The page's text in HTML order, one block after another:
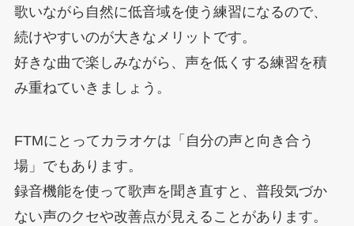
歌いながら自然に低音域を使う練習になるので、
続けやすいのが大きなメリットです。
好きな曲で楽しみながら、声を低くする練習を積
み重ねていきましょう。
FTMにとってカラオケは「自分の声と向き合う
場」でもあります。
録音機能を使って歌声を聞き直すと、普段気づか
ない声のクセや改善点が見えることがあります。